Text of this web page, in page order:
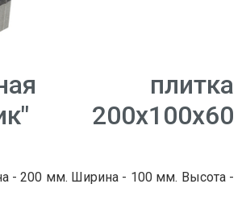
плитка
200х100х60
- 200 мм. Ширина - 100 мм. Высота -